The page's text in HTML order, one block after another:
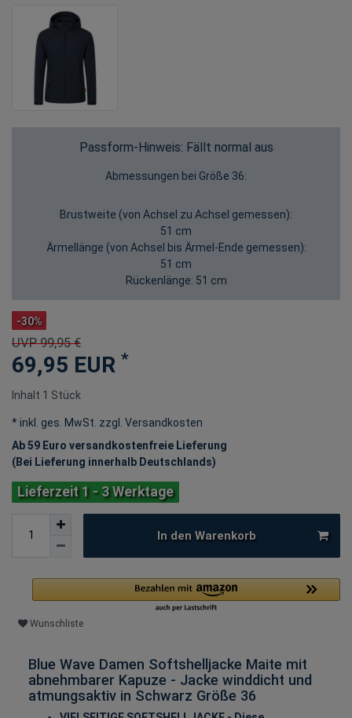
Passform-Hinweis: Fällt normal aus
Abmessungen bei Größe 36:
Brustweite (von Achsel zu Achsel gemessen):
51 cm
Ärmellänge (von Achsel bis Ärmel-Ende gemessen):
51 cm
Rückenlänge: 51 cm
-30%
UVP 99,95 €
69,95 EUR *
Inhalt 1 Stück
* inkl. ges. MwSt. zzgl.
Versandkosten
Ab 59 Euro versandkostenfreie Lieferung
(Bei Lieferung innerhalb Deutschlands)
Lieferzeit 1 - 3 Werktage
In den Warenkorb
Wunschliste
Blue Wave Damen Softshelljacke Maite mit
abnehmbarer Kapuze - Jacke winddicht und
atmungsaktiv in Schwarz Größe 36